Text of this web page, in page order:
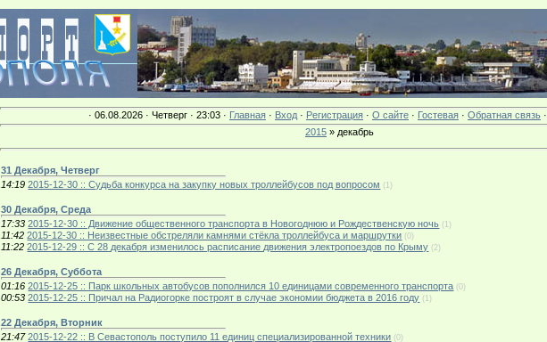
· 06.08.2026 · Четверг · 23:03 · Главная· Вход· Регистрация· О сайте· Гостевая· Обратная связь·
2015 » декабрь
31 Декабря, Четверг
14:19 2015-12-30 :: Судьба конкурса на закупку новых троллейбусов под вопросом (1)
30 Декабря, Среда
17:33 2015-12-30 :: Движение общественного транспорта в Новогоднюю и Рождественскую ночь (1)
11:42 2015-12-30 :: Неизвестные обстреляли камнями стёкла троллейбуса и маршрутки (0)
11:22 2015-12-29 :: С 28 декабря изменилось расписание движения электропоездов по Крыму (2)
26 Декабря, Суббота
01:16 2015-12-25 :: Парк школьных автобусов пополнился 10 единицами современного транспорта (0)
00:53 2015-12-25 :: Причал на Радиогорке построят в случае экономии бюджета в 2016 году (1)
22 Декабря, Вторник
21:47 2015-12-22 :: В Севастополь поступило 11 единиц специализированной техники (0)